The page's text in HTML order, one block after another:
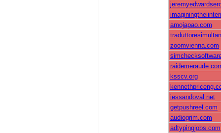
amojapao.com
zoomvienna.com
ksscv.org
iessandoval.net
getpushreel.com
audiogrim.com
adtypingjobs.com